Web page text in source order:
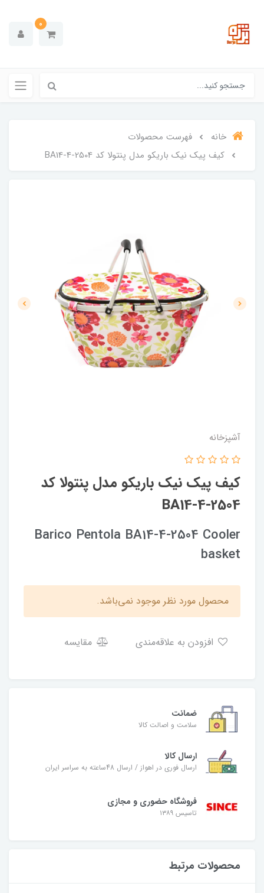
0
خانه
فهرست محصولات
کیف پیک نیک باریکو مدل پنتولا کد BA14-4-2504
آشپزخانه
کیف پیک نیک باریکو مدل پنتولا کد
BA14-4-2504
Barico Pentola BA14-4-2504 Cooler
basket
محصول مورد نظر موجود نمی‌باشد.
مقایسه
ضمانت
سلامت و اصالت کالا
ارسال کالا
ارسال فوری در اهواز / ارسال 48ساعته به سراسر ایران
فروشگاه حضوری و مجازی
تاسیس ۱۳۸۹
محصولات مرتبط